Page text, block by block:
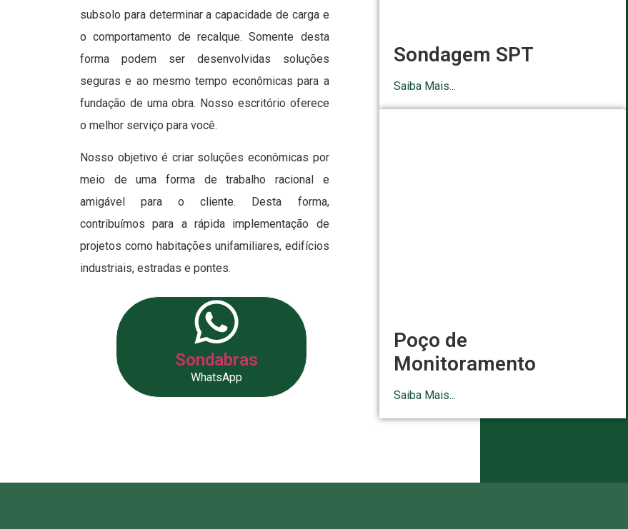
subsolo para determinar a capacidade de carga e
o comportamento de recalque. Somente desta
forma podem ser desenvolvidas soluções
seguras e ao mesmo tempo econômicas para a
fundação de uma obra. Nosso escritório oferece
o melhor serviço para você.
Nosso objetivo é criar soluções econômicas por
meio de uma forma de trabalho racional e
amigável para o cliente. Desta forma,
contribuímos para a rápida implementação de
projetos como habitações unifamiliares, edifícios
industriais, estradas e pontes.
Sondabras
WhatsApp
Sondagem SPT
Saiba Mais...
Poço de
Monitoramento
Saiba Mais...